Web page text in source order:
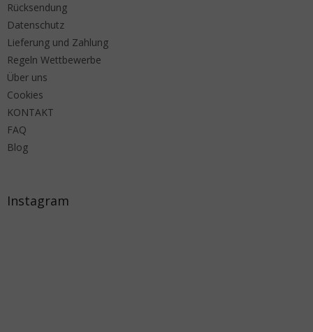
Rücksendung
Datenschutz
Lieferung und Zahlung
Regeln Wettbewerbe
Über uns
Cookies
KONTAKT
FAQ
Blog
Instagram